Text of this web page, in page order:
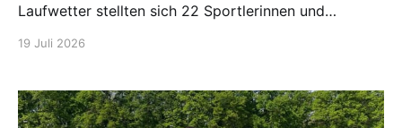
Laufwetter stellten sich 22 Sportlerinnen und
anspruchsvollen Crossstrecken und zeigten dabei
Erwachsenen. Besonders erfolgreich verlief der
Wettkampf für unsere jüngsten Starter. Fritzi
19 Juli 2026